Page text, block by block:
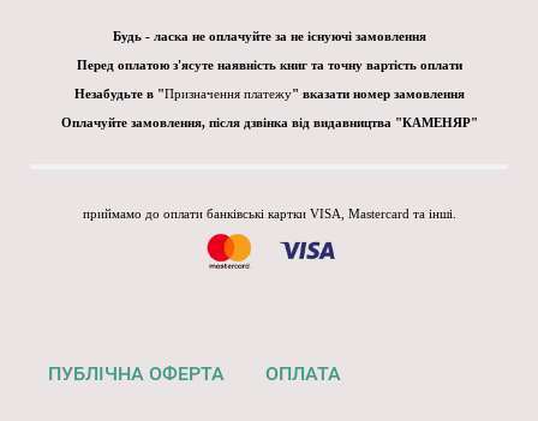
Будь - ласка не оплачуйте за не існуючі замовлення
Перед оплатою з'ясуте наявність книг та точну вартість оплати
Незабудьте в "Призначення платежу" вказати номер замовлення
Оплачуйте замовлення, після дзвінка від видавництва "КАМЕНЯР"
приймамо до оплати банківські картки VISA, Mastercard та інші.
ПУБЛІЧНА ОФЕРТА ОПЛАТА